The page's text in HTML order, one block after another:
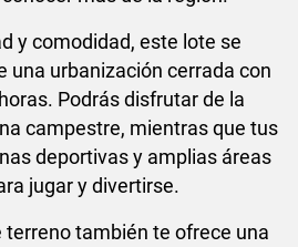
y comodidad, este lote se
una urbanización cerrada con
Podrás disfrutar de la
campestre, mientras que tus
deportivas y amplias áreas
jugar y divertirse.
terreno también te ofrece una